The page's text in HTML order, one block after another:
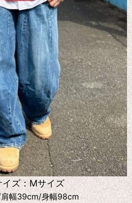
イズ：Mサイズ
幅39cm/身幅98cm